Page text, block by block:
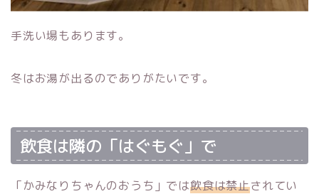
手洗い場もあります。
冬はお湯が出るのでありがたいです。
飲食は隣の「はぐもぐ」で
「かみなりちゃんのおうち」では飲食は禁止されてい